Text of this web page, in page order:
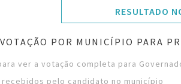
RESULTADO
VOTAÇÃO POR MUNICÍPIO PARA
ver a votação completa para
pelo candidato no município